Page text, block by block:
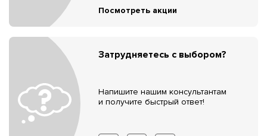
Посмотреть акции
Затрудняетесь с выбором?
Напишите нашим консультантам
и получите быстрый ответ!